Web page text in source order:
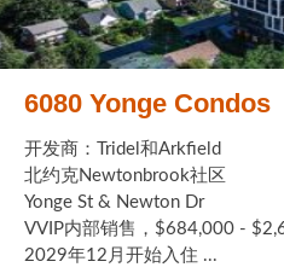
6080 Yonge Condos
开发商：Tridel和Arkfield
北约克Newtonbrook社区
Yonge St & Newton Dr
VVIP内部销售，$684,000 -
2029年12月开始入住 ...